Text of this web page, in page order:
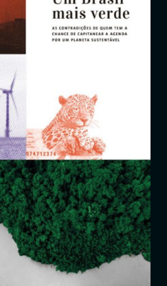
Revistas
Jornais
Notícias
Entrar